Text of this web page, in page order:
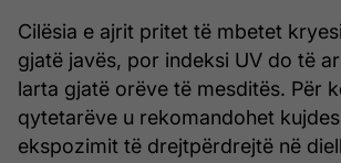
Cilësia e ajrit pritet të mbetet
gjatë javës, por indeksi UV do të
larta gjatë orëve të mesditës. Për
qytetarëve u rekomandohet
ekspozimit të drejtpërdrejtë në